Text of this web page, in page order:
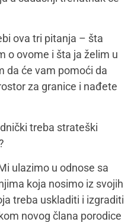
grade se pravila
drugima, kako se
između sebe ali drugih
i zajedničkom
i kriza. Upravo zbog
ovoj fazi neophodno je
obaveza i odgovornosti,
izazova koje
donosi, na način da
se zadaci ove faze
da odgovaraju i jednom
mogu biti izazovnije.